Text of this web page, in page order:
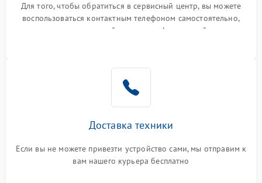
Для того, чтобы обратиться в сервисный центр, вы можете
воспользоваться контактным телефоном самостоятельно,
или оставить свой номер телефона на сайте
Доставка техники
Если вы не можете привезти устройство сами, мы отправим к
вам нашего курьера бесплатно